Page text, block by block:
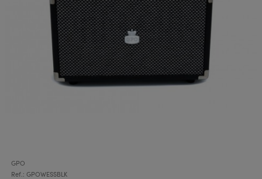
GPO
Ref.: GPOWESSBLK